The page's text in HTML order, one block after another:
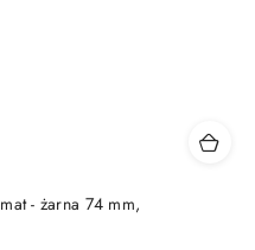
- żarna 74 mm,